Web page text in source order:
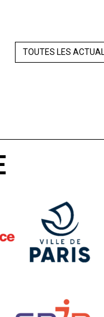
TOUTES LES